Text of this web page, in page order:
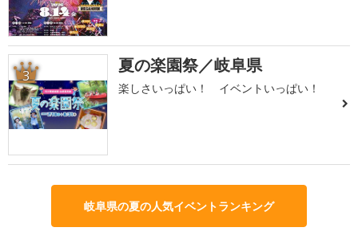
3 夏の楽園祭／岐阜県
楽しさいっぱい！ イベントいっぱい！
岐阜県の夏の人気イベントランキング